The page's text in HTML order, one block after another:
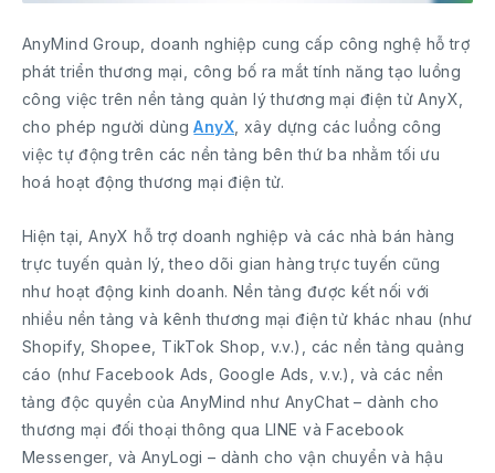
AnyMind Group, doanh nghiệp cung cấp công nghệ hỗ trợ
phát triển thương mại, công bố ra mắt tính năng tạo luồng
công việc trên nền tảng quản lý thương mại điện tử AnyX,
cho phép người dùngAnyX , xây dựng các luồng công
việc tự động trên các nền tảng bên thứ ba nhằm tối ưu
hoá hoạt động thương mại điện tử.
Hiện tại, AnyX hỗ trợ doanh nghiệp và các nhà bán hàng
trực tuyến quản lý, theo dõi gian hàng trực tuyến cũng
như hoạt động kinh doanh. Nền tảng được kết nối với
nhiều nền tảng và kênh thương mại điện tử khác nhau (như
Shopify, Shopee, TikTok Shop, v.v.), các nền tảng quảng
cáo (như Facebook Ads, Google Ads, v.v.), và các nền
tảng độc quyền của AnyMind như AnyChat – dành cho
thương mại đối thoại thông qua LINE và Facebook
Messenger, và AnyLogi – dành cho vận chuyển và hậu